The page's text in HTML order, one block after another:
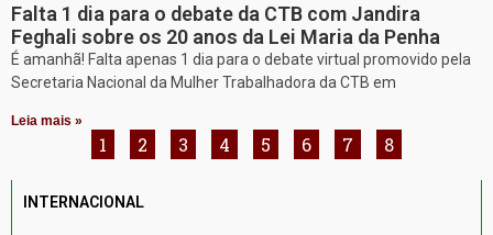
Falta 1 dia para o debate da CTB com Jandira
Feghali sobre os 20 anos da Lei Maria da Penha
É amanhã! Falta apenas 1 dia para o debate virtual promovido pela
Secretaria Nacional da Mulher Trabalhadora da CTB em
Leia mais »
1 2 3 4 5 6 7 8
INTERNACIONAL